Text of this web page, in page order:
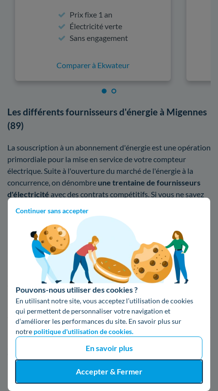
Continuer sans accepter
Pouvons-nous utiliser des cookies ?
En utilisant notre site, vous acceptez l’utilisation de cookies
qui permettent de personnaliser votre navigation et
d’améliorer les performances du site. En savoir plus sur
notre politique d'utilisation de cookies.
En savoir plus
Accepter & Fermer
Prix fixe 1 an
Électricité verte
Sans engagement
Comparer à Ekwateur
Les différents fournisseurs d'énergie à Migennes
(89)
La souscription à un abonnement d'énergie est une opération
primordiale pour la mise en service de votre compteur
électrique. Suite à l'ouverture du marché de l'énergie à la
concurrence, on dénombre une trentaine de fournisseurs
d'électricité avec des contrats compétitifs. Si vous ne savez
l'on retrouve à Migennes
Fournisseur Prix du kWh*
16,34 c€/kWh
16,400000000000002 c€/kWh
*Prix TTC pour un forfait base d’une puissance de 6 kVA